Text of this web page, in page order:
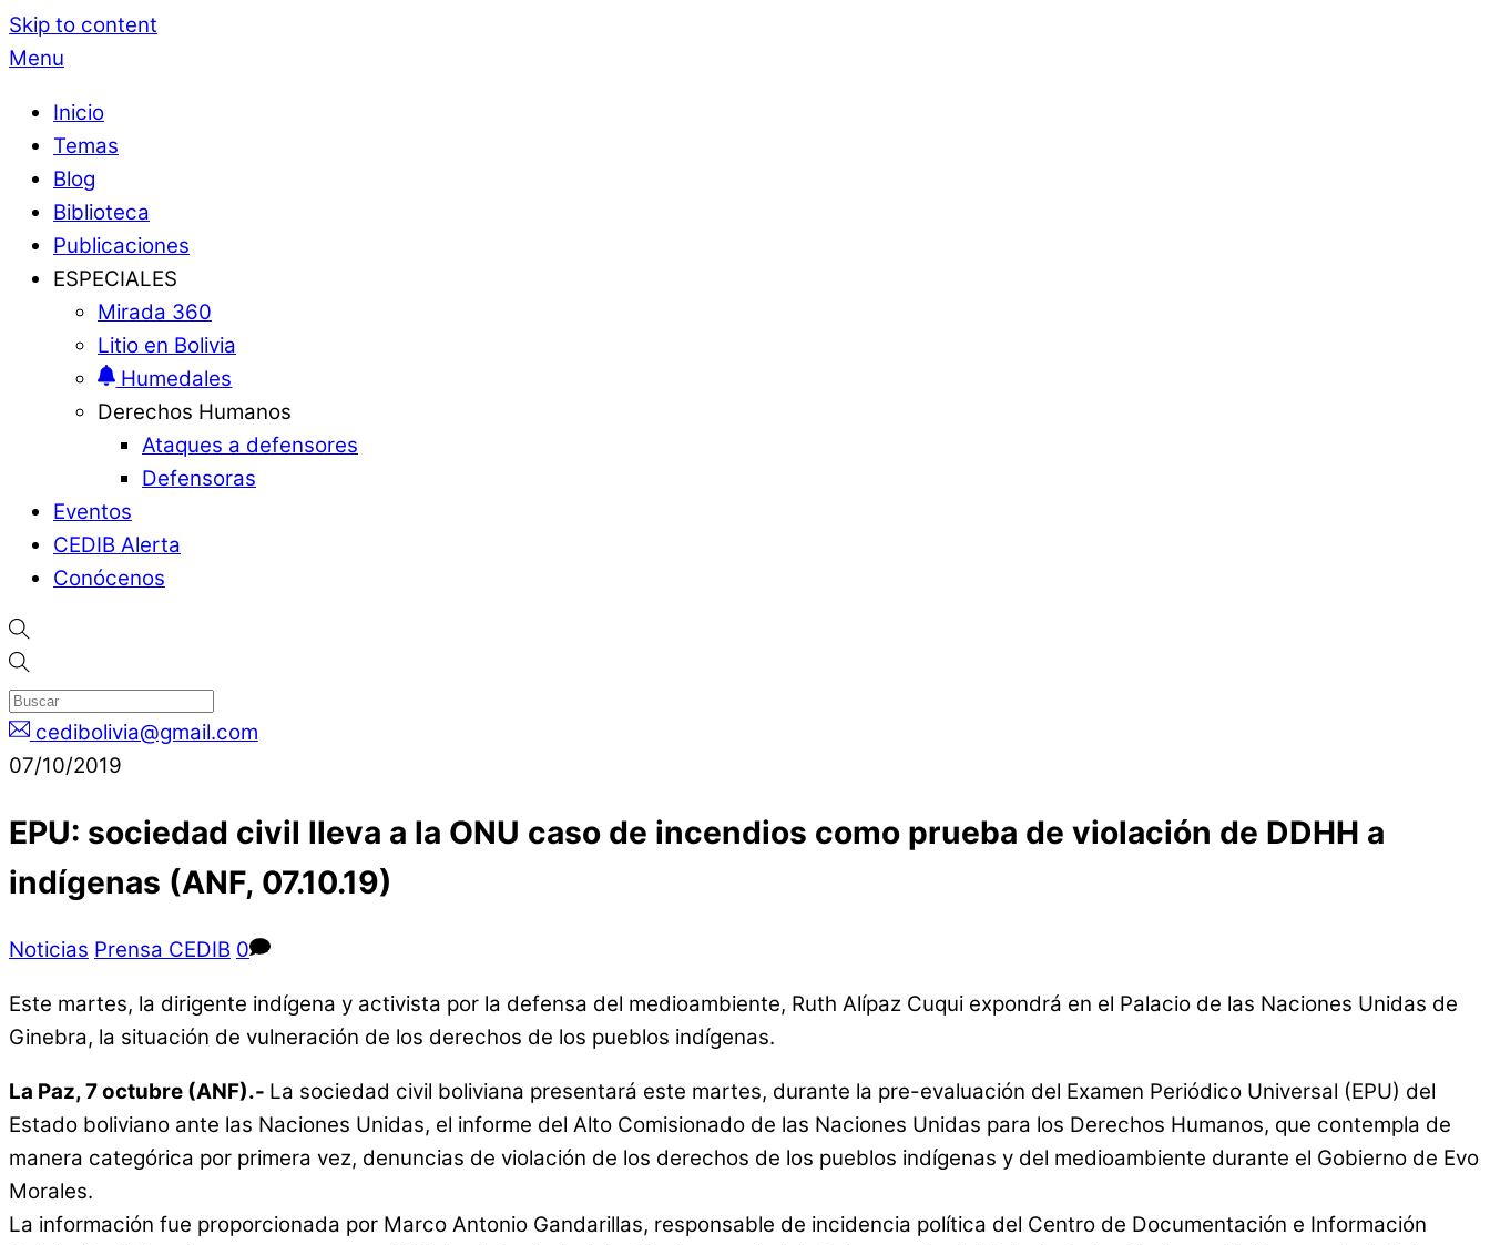
Skip to content
Menu
Inicio
Temas
Blog
Biblioteca
Publicaciones
ESPECIALES
Mirada 360
Litio en Bolivia
Humedales
Derechos Humanos
Ataques a defensores
Defensoras
Eventos
CEDIB Alerta
Conócenos
cedibolivia@gmail.com
07/10/2019
EPU: sociedad civil lleva a la ONU caso de incendios como prueba de violación de DDHH a
indígenas (ANF, 07.10.19)
Noticias Prensa CEDIB 0
Este martes, la dirigente indígena y activista por la defensa del medioambiente, Ruth Alípaz Cuqui expondrá en el Palacio de las Naciones Unidas de
Ginebra, la situación de vulneración de los derechos de los pueblos indígenas.
La Paz, 7 octubre (ANF).- La sociedad civil boliviana presentará este martes, durante la pre-evaluación del Examen Periódico Universal (EPU) del
Estado boliviano ante las Naciones Unidas, el informe del Alto Comisionado de las Naciones Unidas para los Derechos Humanos, que contempla de
manera categórica por primera vez, denuncias de violación de los derechos de los pueblos indígenas y del medioambiente durante el Gobierno de Evo
Morales.
La información fue proporcionada por Marco Antonio Gandarillas, responsable de incidencia política del Centro de Documentación e Información